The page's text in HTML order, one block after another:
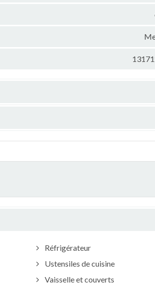
Réfrigérateur
Ustensiles de cuisine
Vaisselle et couverts